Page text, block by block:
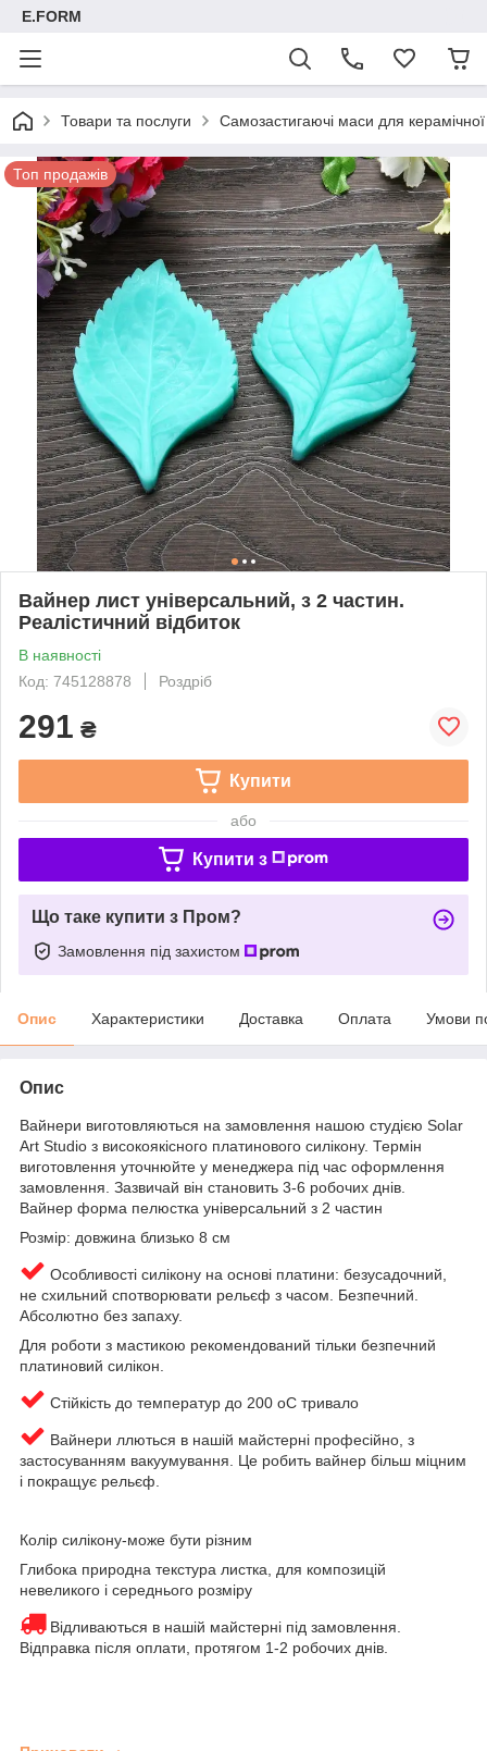
E.FORM
Товари та послуги Самозастигаючі маси для
Топ продажів
Вайнер лист універсальний, з 2 частин.
Реалістичний відбиток
В наявності
Код: 745128878
Роздріб
291 ₴
Купити
або
Купити з
Що таке купити з Пром?
Замовлення під захистом
Опис Характеристики Доставка Оплата Умови
Опис
Вайнери виготовляються на замовлення нашою студією Solar
Art Studio з високоякісного платинового силікону. Термін
виготовлення уточнюйте у менеджера під час оформлення
замовлення. Зазвичай він становить 3-6 робочих днів.
Вайнер форма пелюстка універсальний з 2 частин
Розмір: довжина близько 8 см
Особливості силікону на основі платини: безусадочний,
не схильний спотворювати рельєф з часом. Безпечний.
Абсолютно без запаху.
Для роботи з мастикою рекомендований тільки безпечний
платиновий силікон.
Стійкість до температур до 200 оС тривало
Вайнери ллються в нашій майстерні професійно, з
застосуванням вакуумування. Це робить вайнер більш міцним
і покращує рельєф.
Колір силікону-може бути різним
Глибока природна текстура листка, для композицій
невеликого і середнього розміру
Відливаються в нашій майстерні під замовлення.
Відправка після оплати, протягом 1-2 робочих днів.